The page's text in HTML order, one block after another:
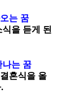
는 꿈
을 듣게 된
는 꿈
혼식을 올